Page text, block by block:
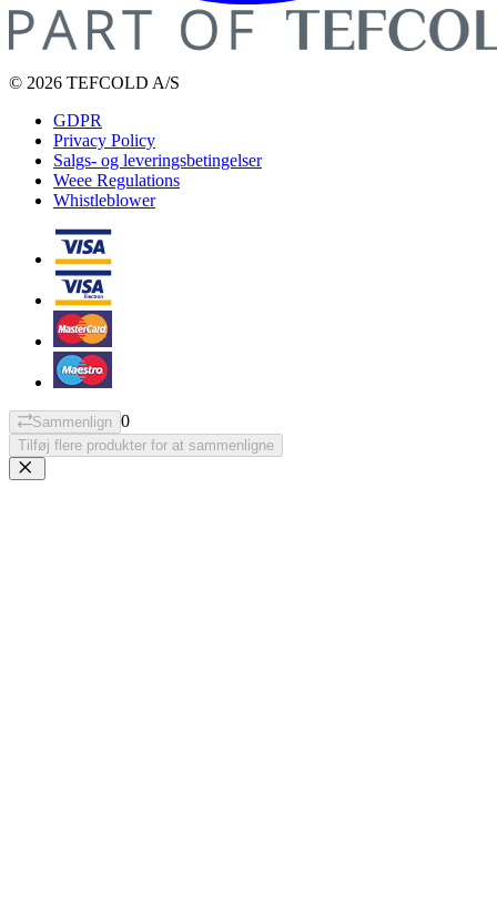
© 2026 TEFCOLD A/S
GDPR
Privacy Policy
Salgs- og leveringsbetingelser
Weee Regulations
Whistleblower
Sammenlign 0
Tilføj flere produkter for at sammenligne